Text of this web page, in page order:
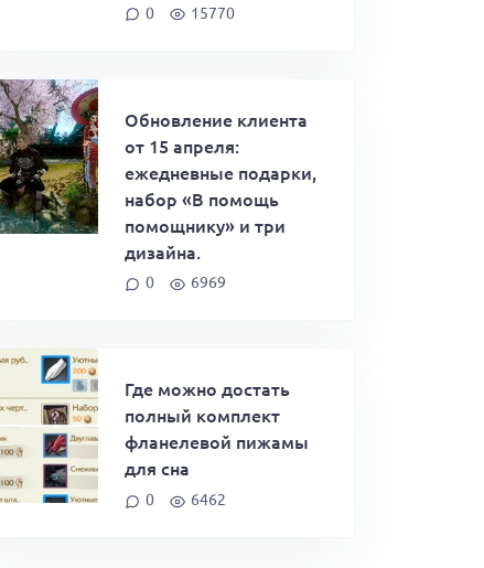
0 15770
Обновление клиента
от 15 апреля:
ежедневные подарки,
набор «В помощь
помощнику» и три
дизайна.
0 6969
Где можно достать
полный комплект
фланелевой пижамы
для сна
0 6462